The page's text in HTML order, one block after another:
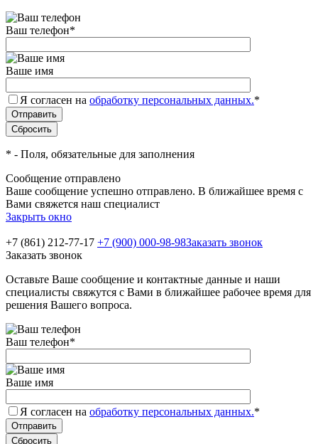
Ваш телефон*
Ваше имя
Я согласен на обработку персональных данных.*
* - Поля, обязательные для заполнения
Сообщение отправлено
Ваше сообщение успешно отправлено. В ближайшее время с
Вами свяжется наш специалист
Закрыть окно
+7 (861) 212-77-17 +7 (900) 000-98-98Заказать звонок
Заказать звонок
Оставьте Ваше сообщение и контактные данные и наши
специалисты свяжутся с Вами в ближайшее рабочее время для
решения Вашего вопроса.
Ваш телефон*
Ваше имя
Я согласен на обработку персональных данных.*